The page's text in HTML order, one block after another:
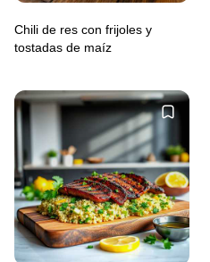
Chili de res con frijoles y
tostadas de maíz